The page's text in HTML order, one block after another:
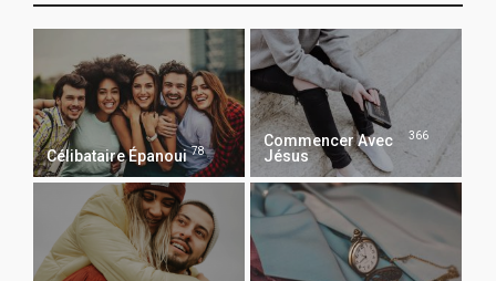
Célibataire Épanoui 78
Commencer Avec
Jésus
366